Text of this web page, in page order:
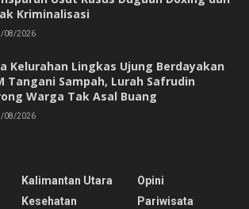
Kriminalisasi
08/2026
Kelurahan Lingkas Ujung Berdayakan
Tangani Sampah, Lurah Safrudin
Warga Tak Asal Buang
08/2026
Kalimantan Utara
Kesehatan
Opini
Pariwisata